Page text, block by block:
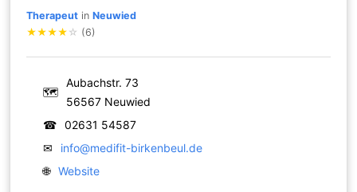
Therapeut inNeuwied
★★★★ ☆ (6)
🗺
Aubachstr. 73
56567 Neuwied
☎
02631 54587
✉
info@medifit-birkenbeul.de
🌐 Website